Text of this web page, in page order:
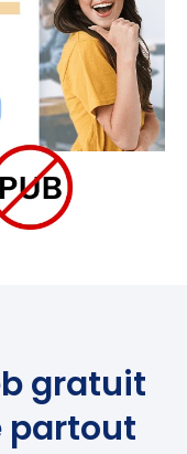
gratuit
partout